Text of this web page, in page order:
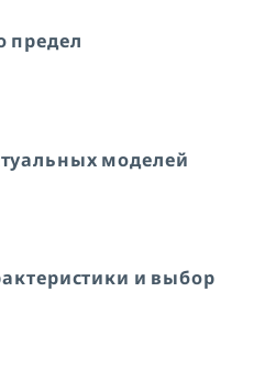
предел
моделей
и выбор